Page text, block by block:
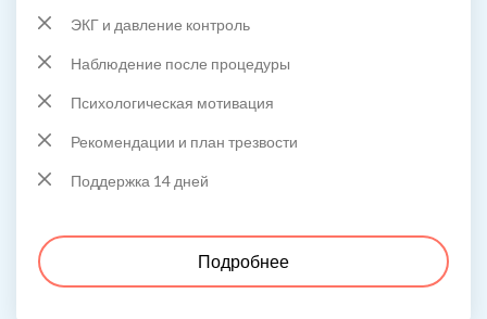
ЭКГ и давление контроль
Наблюдение после процедуры
Психологическая мотивация
Рекомендации и план трезвости
Поддержка 14 дней
Подробнее